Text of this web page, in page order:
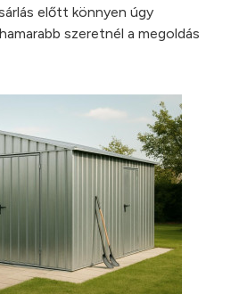
előtt könnyen úgy
szeretnél a megoldás